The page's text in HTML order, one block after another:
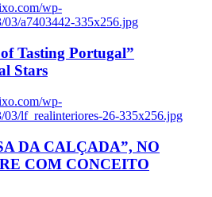
wp-
03/a7403442-335x256.jpg
Tasting Portugal”
Stars
wp-
03/lf_realinteriores-26-335x256.jpg
DA CALÇADA”, NO
COM CONCEITO